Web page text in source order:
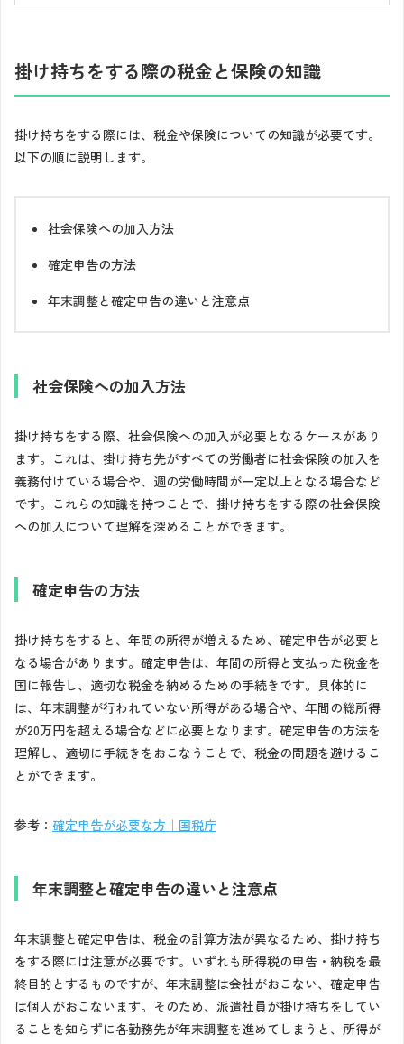
掛け持ちをする際の税金と保険の知識
掛け持ちをする際には、税金や保険についての知識が必要です。
以下の順に説明します。
社会保険への加入方法
確定申告の方法
年末調整と確定申告の違いと注意点
社会保険への加入方法
掛け持ちをする際、社会保険への加入が必要となるケースがあり
ます。これは、掛け持ち先がすべての労働者に社会保険の加入を
義務付けている場合や、週の労働時間が一定以上となる場合など
です。これらの知識を持つことで、掛け持ちをする際の社会保険
への加入について理解を深めることができます。
確定申告の方法
掛け持ちをすると、年間の所得が増えるため、確定申告が必要と
なる場合があります。確定申告は、年間の所得と支払った税金を
国に報告し、適切な税金を納めるための手続きです。具体的に
は、年末調整が行われていない所得がある場合や、年間の総所得
が20万円を超える場合などに必要となります。確定申告の方法を
理解し、適切に手続きをおこなうことで、税金の問題を避けるこ
とができます。
参考： 確定申告が必要な方｜国税庁
年末調整と確定申告の違いと注意点
年末調整と確定申告は、税金の計算方法が異なるため、掛け持ち
をする際には注意が必要です。いずれも所得税の申告・納税を最
終目的とするものですが、年末調整は会社がおこない、確定申告
は個人がおこないます。そのため、派遣社員が掛け持ちをしてい
ることを知らずに各勤務先が年末調整を進めてしまうと、所得が